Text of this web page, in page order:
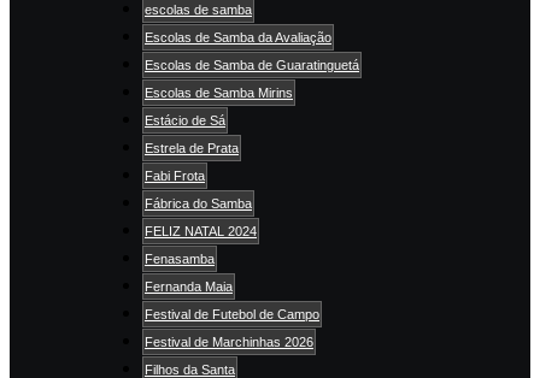
escolas de samba
Escolas de Samba da Avaliação
Escolas de Samba de Guaratinguetá
Escolas de Samba Mirins
Estácio de Sá
Estrela de Prata
Fabi Frota
Fábrica do Samba
FELIZ NATAL 2024
Fenasamba
Fernanda Maia
Festival de Futebol de Campo
Festival de Marchinhas 2026
Filhos da Santa